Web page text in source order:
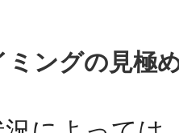
ングの見極